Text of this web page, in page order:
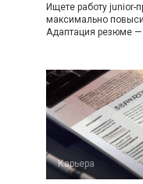
Ищете работу junior-
максимально
Адаптация резюме —
Карьера